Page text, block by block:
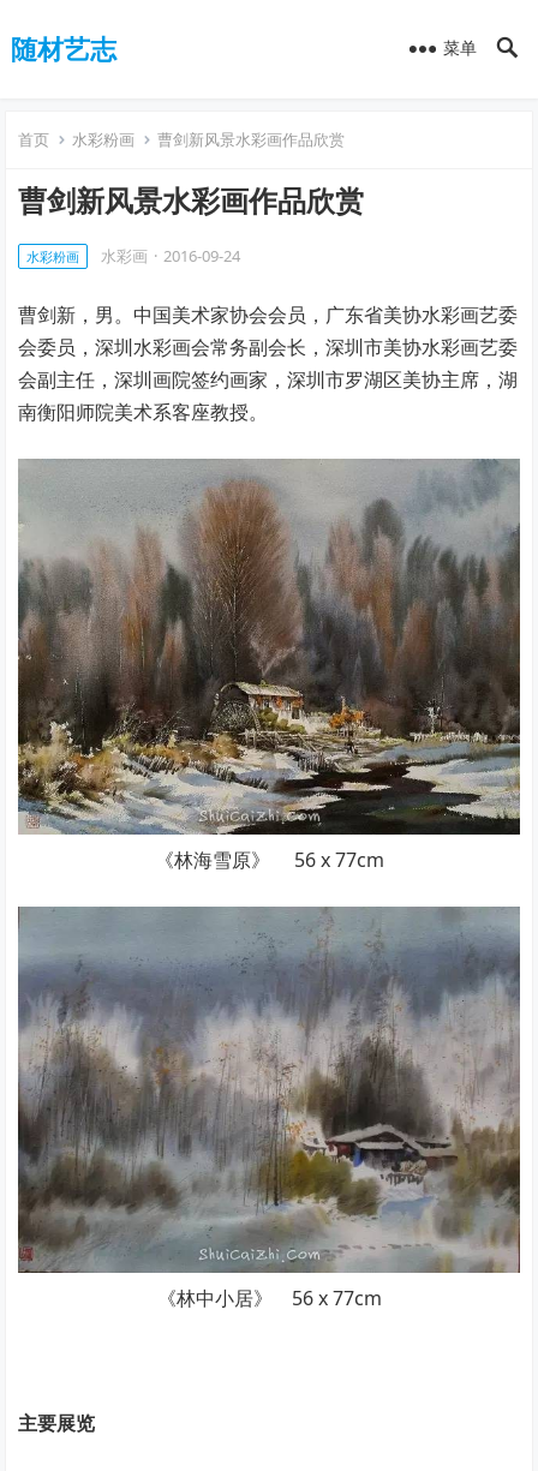
随材艺志 菜单
首页 水彩粉画 曹剑新风景水彩画作品欣赏
曹剑新风景水彩画作品欣赏
水彩粉画 水彩画 · 2016-09-24
曹剑新，男。中国美术家协会会员，广东省美协水彩画艺委
会委员，深圳水彩画会常务副会长，深圳市美协水彩画艺委
会副主任，深圳画院签约画家，深圳市罗湖区美协主席，湖
南衡阳师院美术系客座教授。
《林海雪原》 56 x 77cm
《林中小居》 56 x 77cm
主要展览